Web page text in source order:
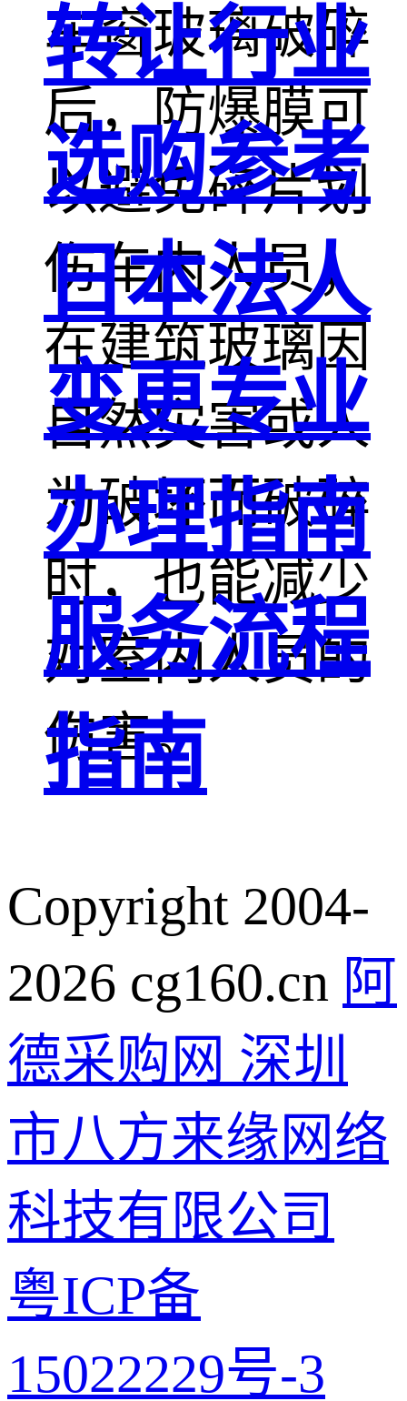
车窗玻璃破碎
后，防爆膜可
以避免碎片划
伤车内人员；
在建筑玻璃因
自然灾害或人
为破坏而破碎
时，也能减少
对室内人员的
伤害。
转让行业
选购参考
日本法人
变更专业
办理指南
服务流程
指南
Copyright 2004-
2026 cg160.cn 阿
德采购网 深圳
市八方来缘网络
科技有限公司
粤ICP备
15022229号-3